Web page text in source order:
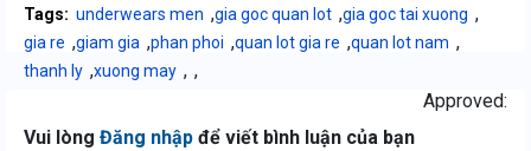
Tags: underwears men ,gia goc quan lot ,gia goc tai xuong ,
gia re ,giam gia ,phan phoi ,quan lot gia re ,quan lot nam ,
thanh ly ,xuong may , ,
Approved:
Vui lòng Đăng nhập để viết bình luận của bạn